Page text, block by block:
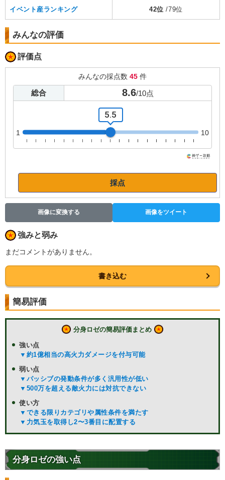
イベント産ランキング 42位 /79位
みんなの評価
評価点
みんなの採点数 45 件
総合 8.6/10点
1
5.5
10
採点
画像に変換する 画像をツイート
強みと弱み
まだコメントがありません。
書き込む
簡易評価
分身ロゼの簡易評価まとめ
強い点
▼約1億相当の高火力ダメージを付与可能
弱い点
▼パッシブの発動条件が多く汎用性が低い
▼500万を超える敵火力には対抗できない
使い方
▼できる限りカテゴリや属性条件を満たす
▼力気玉を取得し2〜3番目に配置する
分身ロゼの強い点